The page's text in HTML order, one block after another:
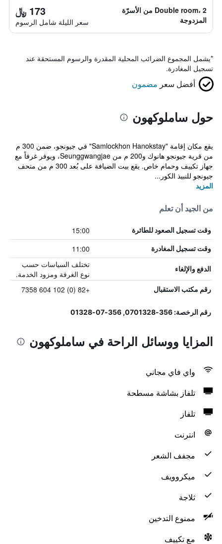
Double room، 2 من الأسرّة
المزدوجة
173 ﷼
سعر الليلة شامل الرسوم
*يشمل المجموع الضرائب المحلية المقدرة والرسوم المستحقة عند
تسجيل المغادرة.
أفضل سعر مضمون
حول ساملوكهون
يقع مكان إقامة "Samlockhon Hanokstay" في جيونجو، ضمن 300 م
من قرية جيونجو هانوك و200 م من Seunggwangjae، ويوفر غرفاً مع
جهاز تكييف وحمام خاص. يقع بيت الضيافة على بُعد 300 م من متحف
جيونجو للنبيذ الكور...
المزيد
من الجيد أن تعلم
وقت تسجيل الصعود للطائرة 15:00
وقت تسجيل المغادرة 11:00
الدفع والإلغاء
تختلف السياسات حسب
نوع الغرفة ومزود الخدمة.
رقم مكتب الاستقبال +82 (0) 102 604 7358
رقم الرخصة: 356-0701328, 356-07-01328
المزايا ووسائل الراحة في ساملوكهون
واي فاي مجاني
تلفاز بشاشة مسطحة
تلفاز
انترنت
مجفف الشعر
ميكروويف
ثلاجة
ممنوع التدخين
مع تكييف